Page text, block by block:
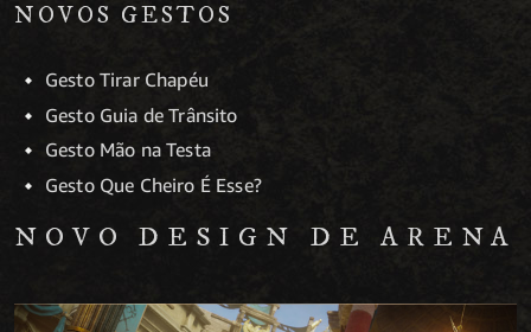
NOVOS GESTOS
Gesto Tirar Chapéu
Gesto Guia de Trânsito
Gesto Mão na Testa
Gesto Que Cheiro É Esse?
NOVO DESIGN DE ARENA